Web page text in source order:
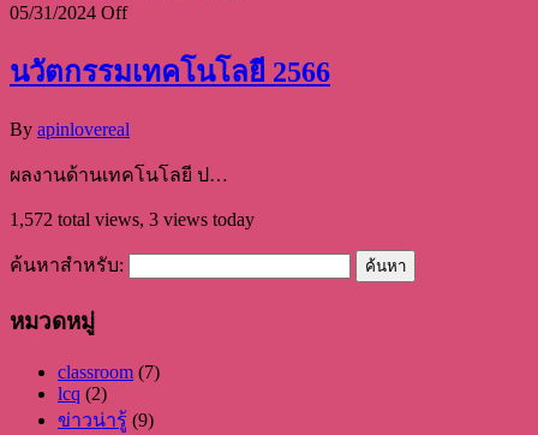
05/31/2024 Off
นวัตกรรมเทคโนโลยี 2566
By apinlovereal
ผลงานด้านเทคโนโลยี ป…
1,572 total views, 3 views today
ค้นหาสำหรับ:
หมวดหมู่
classroom (7)
lcq (2)
ข่าวน่ารู้ (9)